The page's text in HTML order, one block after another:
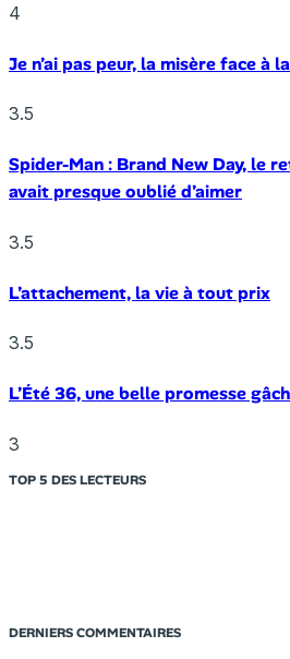
4
Je n’ai pas peur, la misère face à
3.5
Spider-Man : Brand New Day, le
avait presque oublié d’aimer
3.5
L’attachement, la vie à tout prix
3.5
L’Été 36, une belle promesse
3
TOP 5 DES LECTEURS
DERNIERS COMMENTAIRES